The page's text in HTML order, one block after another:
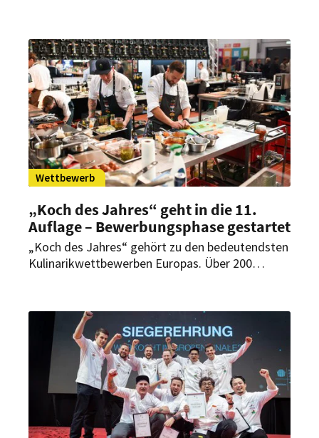
Talente der gehobenen Küche, die den Mut
haben, ihre persönliche Geschichte auf den Teller
zu bringen.
Wettbewerb
„Koch des Jahres“ geht in die 11.
Auflage – Bewerbungsphase gestartet
„Koch des Jahres“ gehört zu den bedeutendsten
Kulinarikwettbewerben Europas. Über 200
Jubiläumsfinale stattgefunden hatte, startet der
Live-Wettbewerb jetzt bereits in seine elfte
Auflage.